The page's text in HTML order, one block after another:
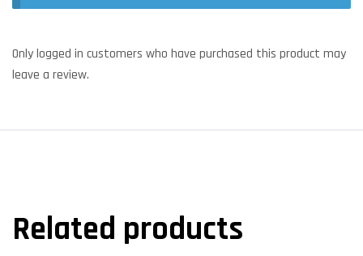
Only logged in customers who have purchased this product may
leave a review.
Related products